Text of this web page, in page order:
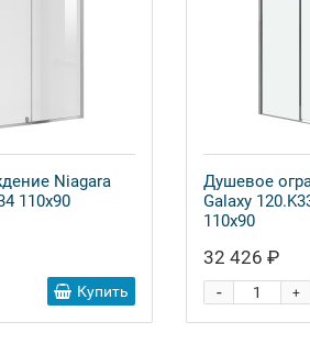
Niagara
110x90
Купить
Душевое
Galaxy
110x90
32 426 ₽
+
-